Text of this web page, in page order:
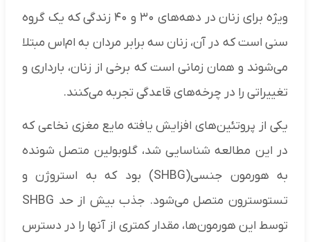
ویژه برای زنان در دهه‌های ۳۰ و ۴۰ زندگی که یک گروه
سنی است که در آن، زنان سه برابر مردان به ام‌اس مبتلا
می‌شوند و همان زمانی است که برخی از زنان، بارداری و
تغییراتی را در چرخه‌های قاعدگی تجربه می‌کنند.
یکی از پروتئین‌های افزایش یافته مایع مغزی نخاعی که
در این مطالعه شناسایی شد، گلوبولین متصل شونده
به هورمون جنسی(SHBG) بود که به استروژن و
تستوسترون متصل می‌شود. جذب بیش از حد SHBG
توسط این هورمون‌ها، مقدار کمتری از آنها را در دسترس